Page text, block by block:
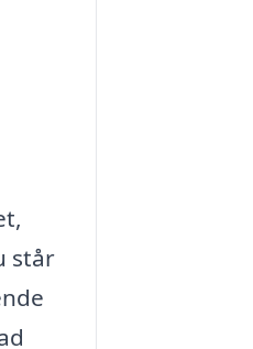
står